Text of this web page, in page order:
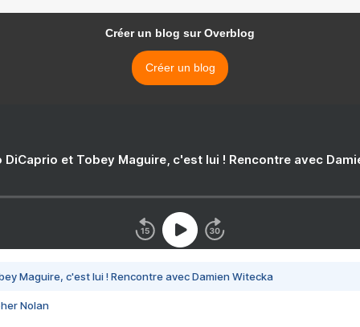
Créer un blog sur Overblog
Créer un blog
DiCaprio et Tobey Maguire, c'est lui ! Rencontre avec
Maguire, c'est lui ! Rencontre avec Damien Witecka
Nolan